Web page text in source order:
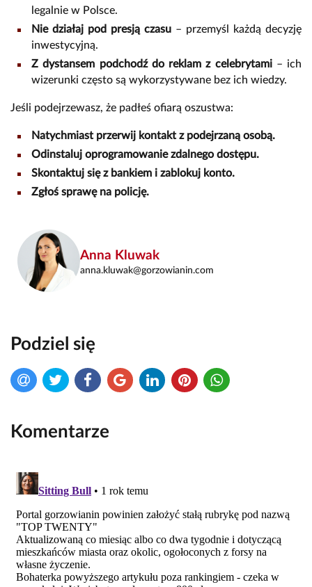
legalnie w Polsce.
Nie działaj pod presją czasu – przemyśl każdą decyzję
inwestycyjną.
Z dystansem podchodź do reklam z celebrytami– ich
wizerunki często są wykorzystywane bez ich wiedzy.
Jeśli podejrzewasz, że padłeś ofiarą oszustwa:
Natychmiast przerwij kontakt z podejrzaną osobą.
Odinstaluj oprogramowanie zdalnego dostępu.
Skontaktuj się z bankiem i zablokuj konto.
Zgłoś sprawę na policję.
Anna Kluwak
anna.kluwak@gorzowianin.com
Podziel się
Komentarze